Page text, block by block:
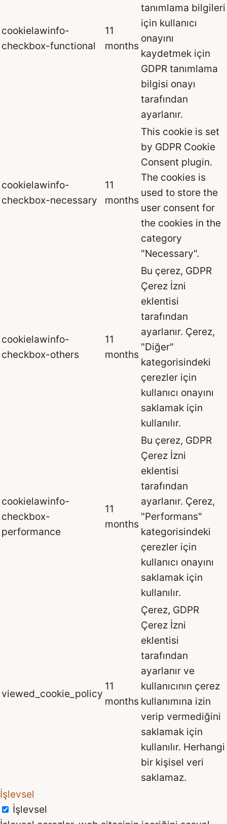
cookielawinfo-
checkbox-functional
11
months
tanımlama bilgileri
için kullanıcı
onayını
kaydetmek için
GDPR tanımlama
bilgisi onayı
tarafından
ayarlanır.
cookielawinfo-
checkbox-necessary
11
months
This cookie is set
by GDPR Cookie
Consent plugin.
The cookies is
used to store the
user consent for
the cookies in the
category
"Necessary".
cookielawinfo-
checkbox-others
11
months
Bu çerez, GDPR
Çerez İzni
eklentisi
tarafından
ayarlanır. Çerez,
"Diğer"
kategorisindeki
çerezler için
kullanıcı onayını
saklamak için
kullanılır.
cookielawinfo-
checkbox-
performance
11
months
Bu çerez, GDPR
Çerez İzni
eklentisi
tarafından
ayarlanır. Çerez,
"Performans"
kategorisindeki
çerezler için
kullanıcı onayını
saklamak için
kullanılır.
viewed_cookie_policy
11
months
Çerez, GDPR
Çerez İzni
eklentisi
tarafından
ayarlanır ve
kullanıcının çerez
kullanımına izin
verip vermediğini
saklamak için
kullanılır. Herhangi
bir kişisel veri
saklamaz.
İşlevsel
İşlevsel